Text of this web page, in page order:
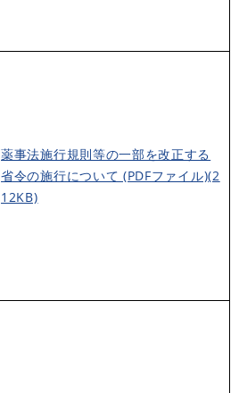
薬事法施行規則等の一部を改正する
省令の施行について (PDFファイル)(2
12KB)